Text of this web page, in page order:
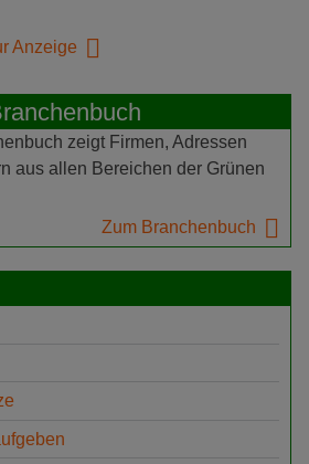
Anzeige
zeigt Firmen, Adressen
aus allen Bereichen der Grünen
Zum Branchenbuch